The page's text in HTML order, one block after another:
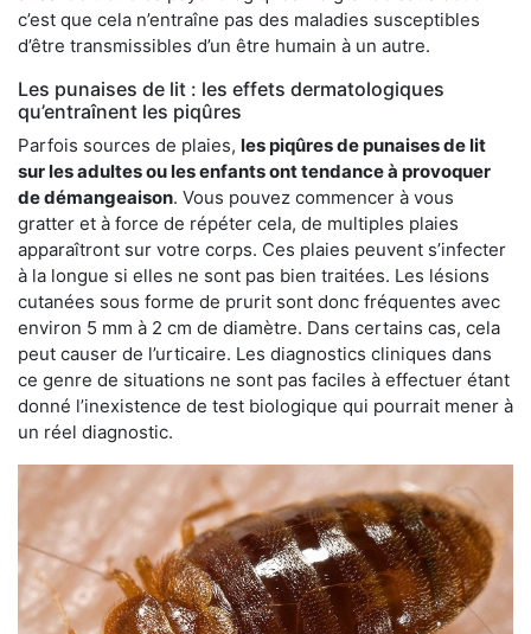
c’est que cela n’entraîne pas des maladies susceptibles
d’être transmissibles d’un être humain à un autre.
Les punaises de lit : les effets dermatologiques
qu’entraînent les piqûres
Parfois sources de plaies, les piqûres de punaises de lit
sur les adultes ou les enfants ont tendance à provoquer
de démangeaison. Vous pouvez commencer à vous
gratter et à force de répéter cela, de multiples plaies
apparaîtront sur votre corps. Ces plaies peuvent s’infecter
à la longue si elles ne sont pas bien traitées. Les lésions
cutanées sous forme de prurit sont donc fréquentes avec
environ 5 mm à 2 cm de diamètre. Dans certains cas, cela
peut causer de l’urticaire. Les diagnostics cliniques dans
ce genre de situations ne sont pas faciles à effectuer étant
donné l’inexistence de test biologique qui pourrait mener à
un réel diagnostic.